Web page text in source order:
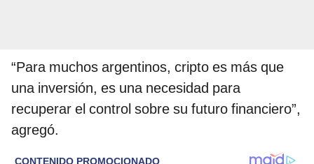
“Para muchos argentinos, cripto es más que
una inversión, es una necesidad para
recuperar el control sobre su futuro financiero”,
agregó.